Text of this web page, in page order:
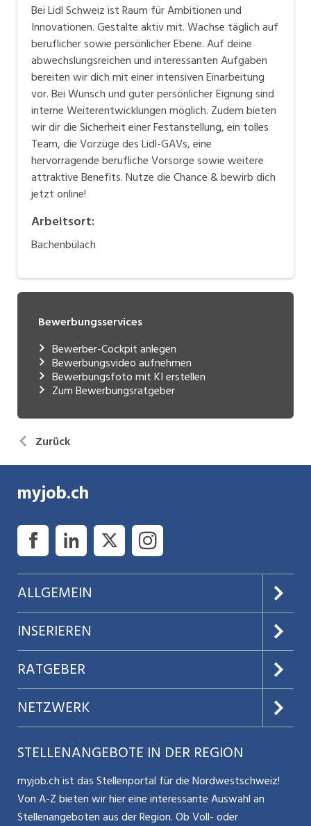
Bei Lidl Schweiz ist Raum für Ambitionen und
Innovationen. Gestalte aktiv mit. Wachse täglich auf
beruflicher sowie persönlicher Ebene. Auf deine
abwechslungsreichen und interessanten Aufgaben
bereiten wir dich mit einer intensiven Einarbeitung
vor. Bei Wunsch und guter persönlicher Eignung sind
interne Weiterentwicklungen möglich. Zudem bieten
wir dir die Sicherheit einer Festanstellung, ein tolles
Team, die Vorzüge des Lidl-GAVs, eine
hervorragende berufliche Vorsorge sowie weitere
attraktive Benefits. Nutze die Chance & bewirb dich
jetzt online!
Arbeitsort:
Bachenbülach
Bewerbungsservices
Bewerber-Cockpit anlegen
Bewerbungsvideo aufnehmen
Bewerbungsfoto mit KI erstellen
Zum Bewerbungsratgeber
Zurück
myjob.ch
ALLGEMEIN
Über uns
AGB
Datenschutz
Nutzungsbedingungen
Glossar
Kontakt
INSERIEREN
Preise & Leistungen
Jobs verwalten
Benutzermanual
Bewerber-Cockpit
RATGEBER
Teilzeit / Flexible Arbeitsmodelle
Mitarbeiter 50+ / Pensionierung
NETZWERK
Aargauerzeitung.ch
CH Media
ostjob.ch
STELLENANGEBOTE IN DER REGION
myjob.ch ist das Stellenportal für die Nordwestschweiz!
Von A-Z bieten wir hier eine interessante Auswahl an
Stellenangeboten aus der Region. Ob Voll- oder